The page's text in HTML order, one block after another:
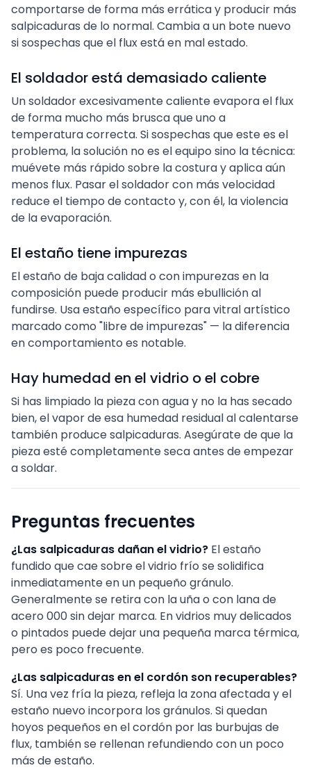
comportarse de forma más errática y producir más
salpicaduras de lo normal. Cambia a un bote nuevo
si sospechas que el flux está en mal estado.
El soldador está demasiado caliente
Un soldador excesivamente caliente evapora el flux
de forma mucho más brusca que uno a
temperatura correcta. Si sospechas que este es el
problema, la solución no es el equipo sino la técnica:
muévete más rápido sobre la costura y aplica aún
menos flux. Pasar el soldador con más velocidad
reduce el tiempo de contacto y, con él, la violencia
de la evaporación.
El estaño tiene impurezas
El estaño de baja calidad o con impurezas en la
composición puede producir más ebullición al
fundirse. Usa estaño específico para vitral artístico
marcado como "libre de impurezas" — la diferencia
en comportamiento es notable.
Hay humedad en el vidrio o el cobre
Si has limpiado la pieza con agua y no la has secado
bien, el vapor de esa humedad residual al calentarse
también produce salpicaduras. Asegúrate de que la
pieza esté completamente seca antes de empezar
a soldar.
Preguntas frecuentes
¿Las salpicaduras dañan el vidrio? El estaño
fundido que cae sobre el vidrio frío se solidifica
inmediatamente en un pequeño gránulo.
Generalmente se retira con la uña o con lana de
acero 000 sin dejar marca. En vidrios muy delicados
o pintados puede dejar una pequeña marca térmica,
pero es poco frecuente.
¿Las salpicaduras en el cordón son recuperables?
Sí. Una vez fría la pieza, refleja la zona afectada y el
estaño nuevo incorpora los gránulos. Si quedan
hoyos pequeños en el cordón por las burbujas de
flux, también se rellenan refundiendo con un poco
más de estaño.